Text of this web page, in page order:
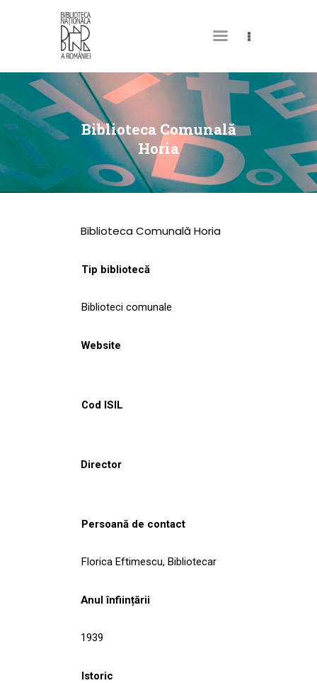
Biblioteca Comunală
Horia
DESPRE NOI
PERMISUL MEU DE
BIBLIOTECĂ
CATALOAGE ȘI
COLECȚII
CULTURALE
NOUTĂȚI
Biblioteca Comunală Horia
Tip bibliotecă
Biblioteci comunale
Website
Cod ISIL
Director
Persoană de contact
Florica Eftimescu, Bibliotecar
Anul înființării
1939
Istoric